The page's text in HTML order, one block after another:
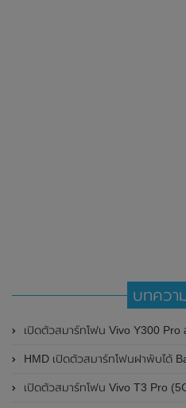
บทควา
เปิดตัวสมาร์ทโฟน Vivo Y300 Pro อย่างเป็นทางการแล้วในประเทศจีน มาพร้อมดีไซน์พรี
HMD เปิดตัวสมาร์ทโฟนฝาพับได้ Barbie
เปิดตัวสมาร์ทโฟน Vivo T3 Pro (5G) อ